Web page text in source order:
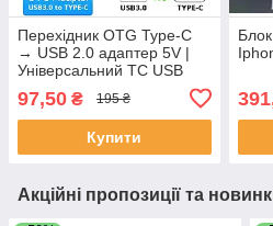
Перехідник OTG Type-C
→ USB 2.0 адаптер 5V |
Універсальний TC USB
для смартфона, планшета
(1/5 шт.)
97,50 ₴ 195 ₴
Купити
Акційні пропозиції та